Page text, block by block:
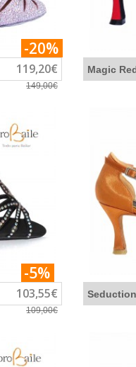
119,20€
149,00€
-20%
Magic
103,55€
109,00€
-5%